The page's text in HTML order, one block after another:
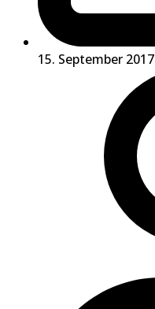
15. September 2017